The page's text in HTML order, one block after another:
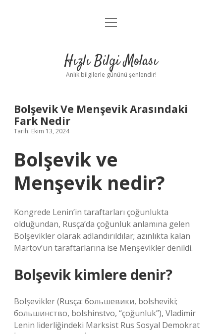
Anasayfa
Yasal Uyarı
menüyü
Hızlı Bilgi Molası
Anlık bilgilerle gününü şenlendir!
Bolşevik Ve Menşevik Arasındaki
Fark Nedir
Tarih: Ekim 13, 2024
Bolşevik ve
Menşevik nedir?
Kongrede Lenin’in taraftarları çoğunlukta
olduğundan, Rusça’da çoğunluk anlamına gelen
Bolşevikler olarak adlandırıldılar; azınlıkta kalan
Martov’un taraftarlarına ise Menşevikler denildi.
Bolşevik kimlere denir?
Bolşevikler (Rusça: большевики, bolsheviki;
большинство, bolshinstvo, “çoğunluk”), Vladimir
Lenin liderliğindeki Marksist Rus Sosyal Demokrat